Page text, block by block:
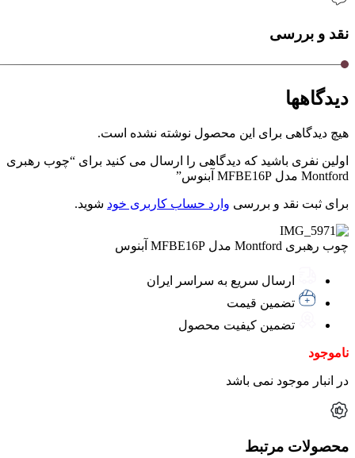
نقد و بررسی
دیدگاهها
هیچ دیدگاهی برای این محصول نوشته نشده است.
اولین نفری باشید که دیدگاهی را ارسال می کنید برای “چوب رهبری
Montford مدل MFBE16P آبنوس”
برای ثبت نقد و بررسی وارد حساب کاربری خود شوید.
چوب رهبری Montford مدل MFBE16P آبنوس
ارسال سریع به سراسر ایران
تضمین قیمت
تضمین کیفیت محصول
ناموجود
در انبار موجود نمی باشد
محصولات مرتبط